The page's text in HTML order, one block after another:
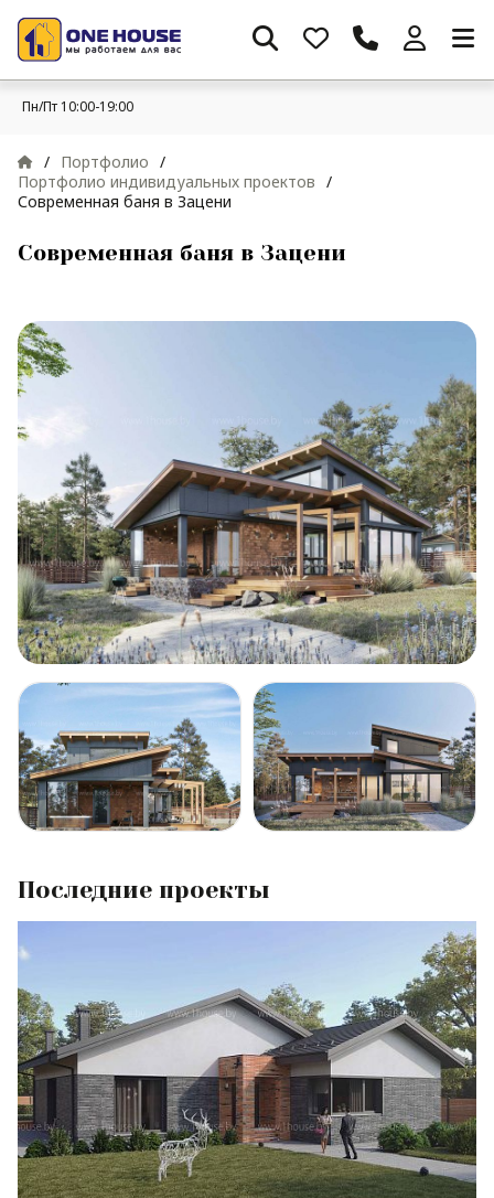
Пн/Пт 10:00-19:00
/ Портфолио /
Портфолио индивидуальных проектов /
Современная баня в Зацени
Современная баня в Зацени
Последние проекты